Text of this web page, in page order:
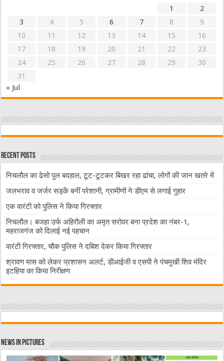
1
2
3
4 5 6 7 8
9
10
11 12 13 14 15
16
17
18 19 20 21 22
23
24
25 26 27 28 29
30
31
« Jul
Recent Posts
निचलौल का ढेसो पुल बदहाल, टूट-टूटकर बिखर रहा ढांचा, लोगों की जान खतरे में
जलभराव व जर्जर सड़कें बनीं परेशानी, ग्रामीणों ने डीएम से लगाई गुहार
एक वारंटी को पुलिस ने किया गिरफ्तार
निचलौल। बजहा उर्फ अहिरौली का अमृत सरोवर बना प्रदेश का नंबर-1,
महराजगंज को दिलाई नई पहचान
वारंटी गिरफ्तार, चौक पुलिस ने दबिश देकर किया गिरफ्तार
श्रावण मास को लेकर प्रशासन अलर्ट, डीआईजी व एसपी ने पंचमुखी शिव मंदिर
इटहिया का किया निरीक्षण
News in Pictures